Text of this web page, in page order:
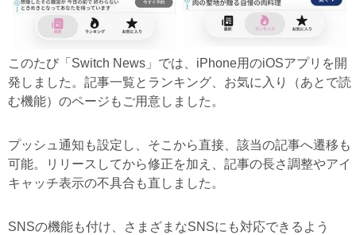
このたび「Switch News」では、iPhone用のiOSアプリを開
発しました。記事一覧とランキング、お気に入り（あとで読
む機能）のページもご用意しました。
プッシュ通知も設定し、そこから直接、該当の記事へ遷移も
可能。リリースしてから修正を加え、記事の長さ調整やアイ
キャッチ表示の不具合も直しました。
SNSの機能も付け、さまざまなSNSにも対応できるよう